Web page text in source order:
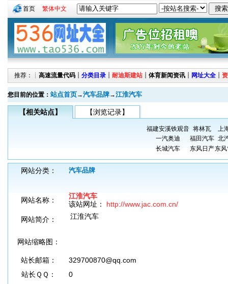
首页 繁体中文
推荐：┊ 高速流量代码 ┊ 分类目录 ┊ 耐迪斯建站 ┊ 体育新闻资讯 ┊ 网址大全 ┊
您目前的位置： 站点首页→汽车品牌→江淮汽车
【相关站点】 【浏览记录】
福建安溪铁观音 将林瓦
上
一汽奥迪
福田汽车 北
长城汽车
东风日产东
网站分类： 汽车品牌
网站名称：
江淮汽车
该站网址： http://www.jac.com.cn/
网站简介：
江淮汽车
网站缩略图：
站长邮箱：
329700870@qq.com
站长ＱＱ：
0